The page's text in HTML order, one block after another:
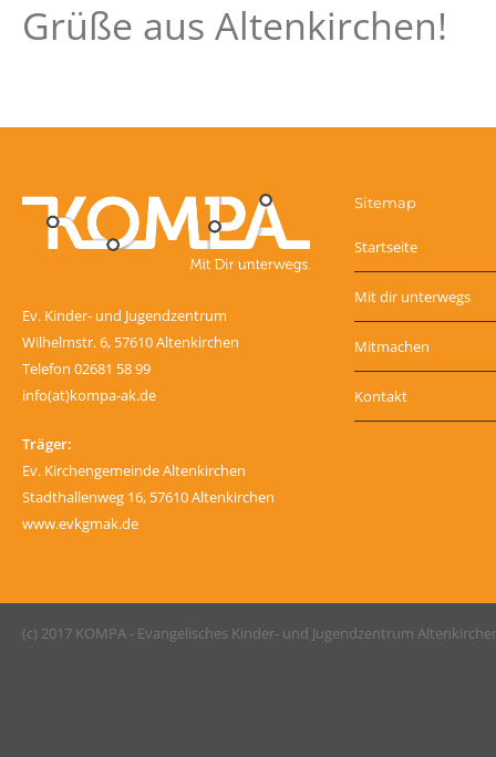
Grüße aus Altenkirchen!
Ev. Kinder- und Jugendzentrum
Wilhelmstr. 6, 57610 Altenkirchen
Telefon 02681 58 99
info(at)kompa-ak.de
Träger:
Ev. Kirchengemeinde Altenkirchen
Stadthallenweg 16, 57610 Altenkirchen
www.evkgmak.de
Sitemap
Startseite
Mit dir unterwegs
Mitmachen
Kontakt
(c) 2017 KOMPA - Evangelisches Kinder- und Jugendzentrum